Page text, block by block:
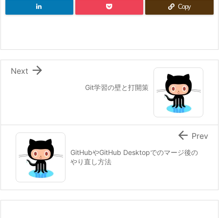
Copy
Git学習の壁と打開策

Next
GitHubやGitHub Desktopでのマージ後の
やり直し方法
 Prev